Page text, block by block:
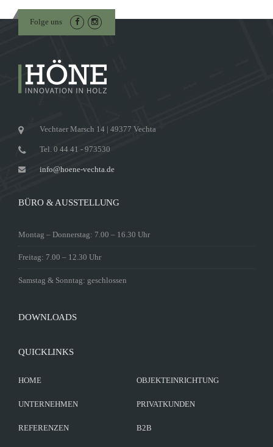
Folge uns
Vechtaer Marsch 14 | 49377 Vechta
Tel. 0 44 41 - 973530
info@hoene-vechta.de
BÜRO & AUSSTELLUNG
Montag – Donnerstag: 7.00 – 16.30 Uhr
Freitag: 7.00 – 12.30 Uhr
Samstag & Sonntag: geschlossen
DOWNLOADS
QUICKLINKS
HOME OBJEKTEINRICHTUNG
UNTERNEHMEN PRIVATKUNDEN
REFERENZEN B2B